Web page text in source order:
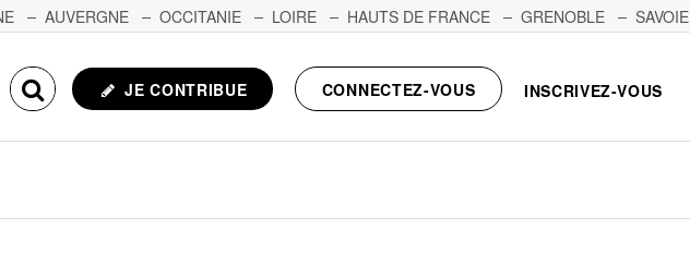
AUVERGNE OCCITANIE LOIRE HAUTS DE FRANCE GRENOBLE
SAVOIE
JE CONTRIBUE CONNECTEZ-VOUS INSCRIVEZ-VOUS